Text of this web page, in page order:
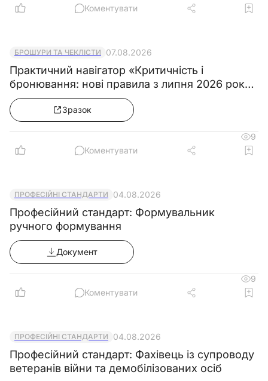
Коментувати
БРОШУРИ ТА ЧЕКЛІСТИ 07.08.2026
Практичний навігатор «Критичність і
бронювання: нові правила з липня 2026 року
& Колекція зразків документів»
Зразок
9
Коментувати
ПРОФЕСІЙНІ СТАНДАРТИ 04.08.2026
Професійний стандарт: Формувальник
ручного формування
Документ
9
Коментувати
ПРОФЕСІЙНІ СТАНДАРТИ 04.08.2026
Професійний стандарт: Фахівець із супроводу
ветеранів війни та демобілізованих осіб